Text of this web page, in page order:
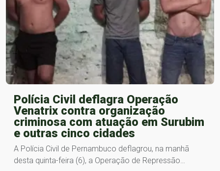
Polícia Civil deflagra Operação
Venatrix contra organização
criminosa com atuação em Surubim
e outras cinco cidades
A Polícia Civil de Pernambuco deflagrou, na manhã
desta quinta-feira (6), a Operação de Repressão…